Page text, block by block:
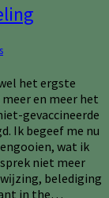
het ergste
en meer het
gevaccineerde
Ik begeef me nu
wat ik
niet meer
belediging
in the…